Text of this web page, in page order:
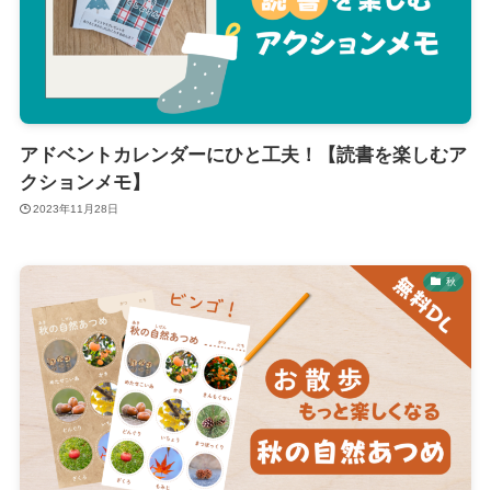
アドベントカレンダーにひと工夫！【読書を楽しむア
クションメモ】
2023年11月28日
秋